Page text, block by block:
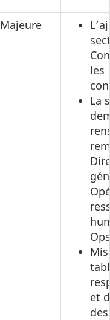
Majeure
les
La
et